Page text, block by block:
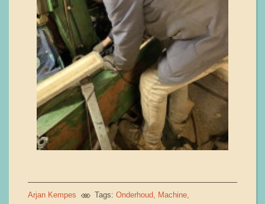
Arjan Kempes Tags:Onderhoud Machine